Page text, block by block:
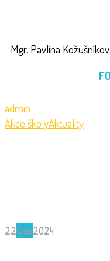
tančící
Mgr. Pavlína
admin
Akce školyAktuality
22Úno2024